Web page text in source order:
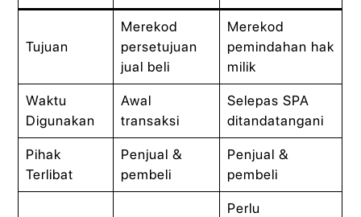
Tujuan
Merekod
persetujuan
jual beli
Merekod
pemindahan hak
milik
Waktu
Digunakan
Awal
transaksi
Selepas SPA
ditandatangani
Pihak
Terlibat
Penjual &
pembeli
Penjual &
pembeli
Perlu